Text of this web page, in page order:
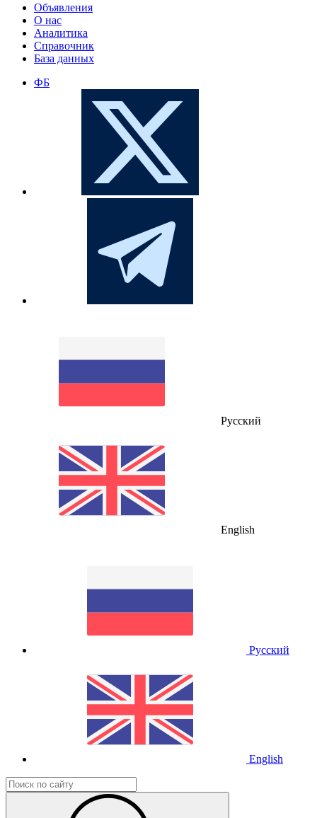
Объявления
О нас
Аналитика
Справочник
База данных
ФБ
Русский
English
Русский
English